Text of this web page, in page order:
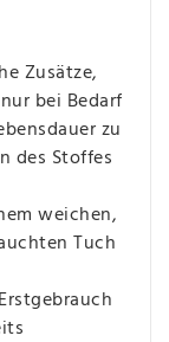
Zusätze,
bei Bedarf
zu
des Stoffes
weichen,
Tuch